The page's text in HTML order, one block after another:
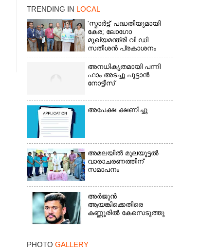
TRENDING IN LOCAL
'സ്മാർട്ട്' പദ്ധതിയുമായി
കേര; ലോഗോ
മുഖ്യമന്ത്രി വി ഡി
സതീശൻ പ്രകാശനം
ചെയ്തു
അനധികൃതമായി പന്നി
ഫാം അടച്ചു പൂട്ടാൻ
നോട്ടീസ്
അപേക്ഷ ക്ഷണിച്ചു
അമലയിൽ മുലയൂട്ടൽ
വാരാചരണത്തിന്
സമാപനം
അർജുൻ
ആയങ്കിക്കെതിരെ
കണ്ണൂരിൽ കേസെടുത്തു
PHOTO GALLERY
×